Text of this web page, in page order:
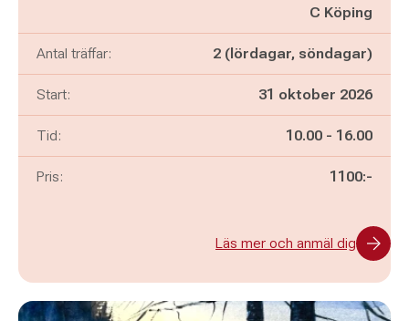
C Köping
Antal träffar: 2 (lördagar, söndagar)
Start: 31 oktober 2026
Tid: Pågår mellan
10.00 - och
16.00
Pris: 1100:-
Läs mer och anmäl dig